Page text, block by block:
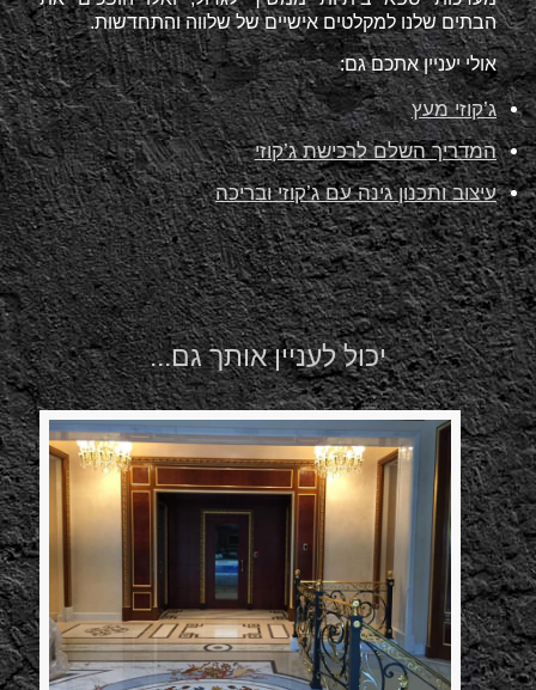
הבתים שלנו למקלטים אישיים של שלווה והתחדשות.
אולי יעניין אתכם גם:
ג’קוזי מעץ
המדריך השלם לרכישת ג’קוזי
עיצוב ותכנון גינה עם ג’קוזי ובריכה
יכול לעניין אותך גם...